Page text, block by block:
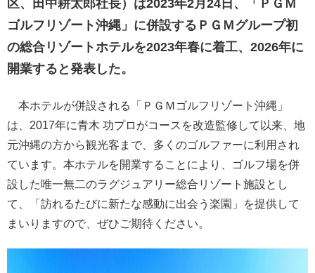
区、田中耕太郎社長）は2023年2月24日、「ＰＧＭ
ゴルフリゾート沖縄」に併設するＰＧＭグループ初
の総合リゾートホテルを2023年春に着工、2026年に
開業すると発表した。
本ホテルが併設される「ＰＧＭゴルフリゾート沖縄」
は、2017年に青木 功プロがコースを改造監修して以来、地
元沖縄の方から観光客まで、多くのゴルファーに利用され
ています。本ホテルを開業することにより、ゴルフ場を併
設した唯一無二のラグジュアリー総合リゾート施設とし
て、「訪れるたびに新たな感動に出会う楽園」を提供して
まいりますので、ぜひご期待ください。